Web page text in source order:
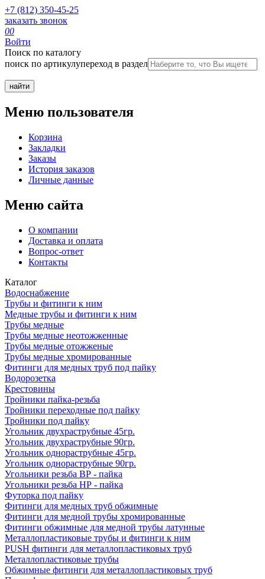
+7 (812) 350-45-25
заказать звонок
00
Войти
Поиск по каталогу
поиск по артикулупереход в раздел
Меню пользователя
Корзина
Закладки
Заказы
История заказов
Личные данные
Меню сайта
О компании
Доставка и оплата
Вопрос-ответ
Контакты
Каталог
Водоснабжение
Трубы и фитинги к ним
Медные трубы и фитинги к ним
Трубы медные
Трубы медные неотожженные
Трубы медные отожженые
Трубы медные хромированные
Фитинги для медных труб под пайку
Водорозетка
Крестовины
Тройники пайка-резьба
Тройники переходные под пайку
Тройники под пайку
Угольник двухраструбные 45гр.
Угольник двухраструбные 90гр.
Угольник однораструбные 45гр.
Угольник однораструбные 90гр.
Угольники резьба ВР - пайка
Угольники резьба НР - пайка
Футорка под пайку
Фитинги для медных труб обжимные
Фитинги для медной трубы хромированные
Фитинги обжимные для медной трубы латунные
Металлопластиковые трубы и фитинги к ним
PUSH фитинги для металлопластиковых труб
Металлопластиковые трубы
Обжимные фитинги для металлопластиковых труб